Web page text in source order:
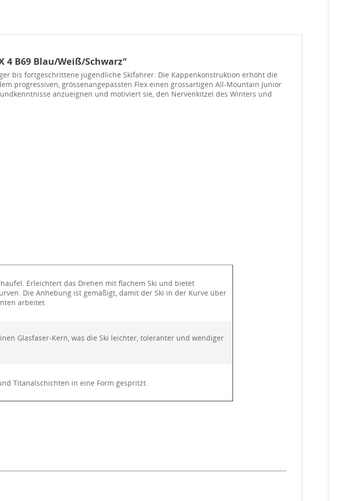
4 B69 Blau/Weiß/Schwarz"
bis fortgeschrittene jugendliche Skifahrer. Die Kappenkonstruktion erhöht die
progressiven, grössenangepassten Flex einen grossartigen All-Mountain Junior
anzueignen und motiviert sie, den Nervenkitzel des Winters und
Erleichtert das Drehen mit flachem Ski und bietet
Die Anhebung ist gemäßigt, damit der Ski in der Kurve über
arbeitet.
Glasfaser-Kern, was die Ski leichter, toleranter und wendiger
Titanalschichten in eine Form gespritzt.